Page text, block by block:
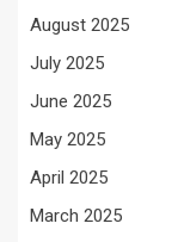
August 2025
July 2025
June 2025
May 2025
April 2025
March 2025